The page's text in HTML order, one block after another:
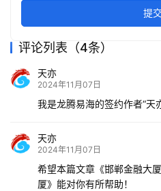
提交
评论列表（4条）
天亦
2024年11月07日
我是龙腾易海的签约作者“天亦
天亦
2024年11月07日
希望本篇文章《邯郸金融大
厦》能对你有所帮助！